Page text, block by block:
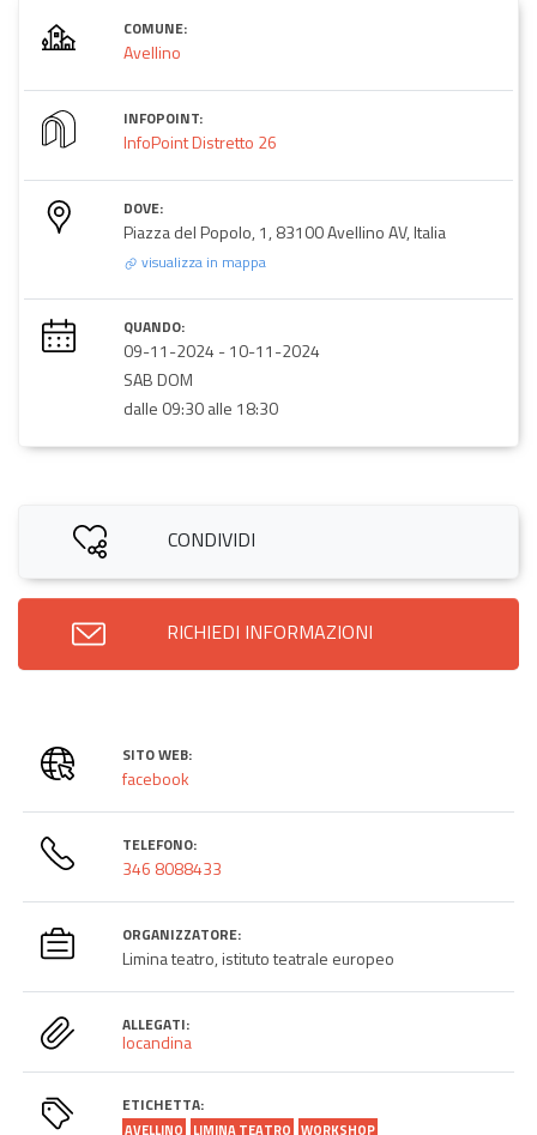
COMUNE:
Avellino
INFOPOINT:
InfoPoint Distretto 26
DOVE:
Piazza del Popolo, 1, 83100 Avellino AV, Italia
visualizza in mappa
QUANDO:
09-11-2024 -10-11-2024
SAB DOM
dalle 09:30 alle 18:30
CONDIVIDI
RICHIEDI INFORMAZIONI
SITO WEB:
facebook
TELEFONO:
346 8088433
ORGANIZZATORE:
Limina teatro, istituto teatrale europeo
ALLEGATI:
locandina
ETICHETTA:
AVELLINO LIMINA TEATRO WORKSHOP